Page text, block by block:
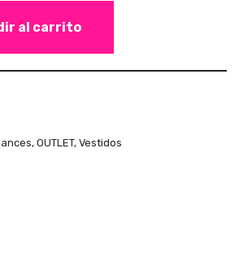
al carrito
, OUTLET, Vestidos